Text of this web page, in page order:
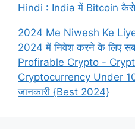
Hindi : India में Bitcoin
2024 Me Niwesh Ke
2024 में निवेश करने के लिए
Profirable Crypto -
Cryptocurrency Under
जानकारी {Best 2024}